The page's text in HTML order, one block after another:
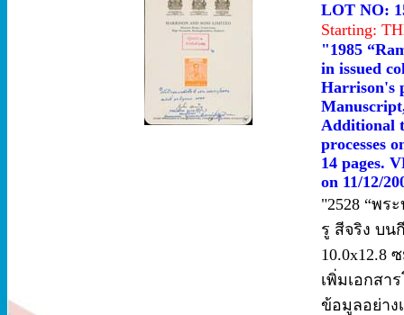
LOT NO:
Starting:
"1985
in issued
Harrison's
Additional
processes
14 pages.
on 11/12/
"2528 “พร
รู สีจริง บน
10.0x12.8
เพิ่มเอกสา
ข้อมูลอย่าง